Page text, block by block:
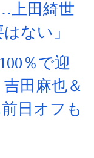
上田綺世
ない」
％で迎
田麻也＆
日オフも